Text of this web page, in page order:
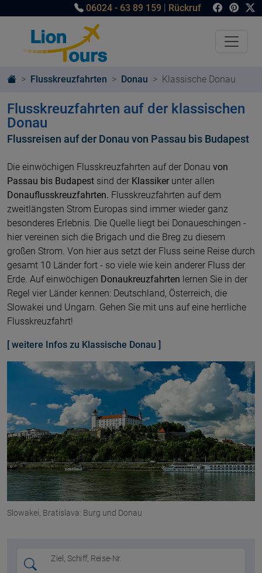
06024 - 63 89 159 | Rückruf
Flusskreuzfahrten Donau Klassische Donau
Flusskreuzfahrten auf der klassischen
Donau
Flussreisen auf der Donau von Passau bis Budapest
Die einwöchigen Flusskreuzfahrten auf der Donau von
Passau bis Budapest sind der Klassiker unter allen
Donauflusskreuzfahrten. Flusskreuzfahrten auf dem
zweitlängsten Strom Europas sind immer wieder ganz
besonderes Erlebnis. Die Quelle liegt bei Donaueschingen -
hier vereinen sich die Brigach und die Breg zu diesem
großen Strom. Von hier aus setzt der Fluss seine Reise durch
gesamt 10 Länder fort - so viele wie kein anderer Fluss der
Erde. Auf einwöchigen Donaukreuzfahrten lernen Sie in der
Regel vier Länder kennen: Deutschland, Österreich, die
Slowakei und Ungarn. Gehen Sie mit uns auf eine herrliche
Flusskreuzfahrt!
[ weitere Infos zu Klassische Donau ]
Slowakei, Bratislava: Burg und Donau
© phtorpx pixabay
Ziel, Schiff, Reise-Nr.